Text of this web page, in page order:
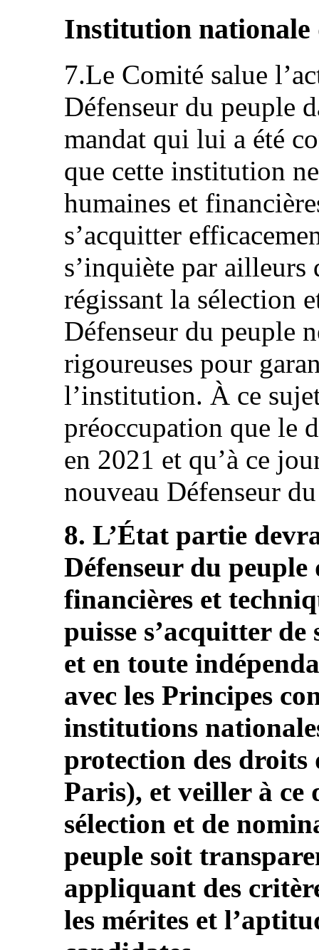
Institution nationale
7.Le Comité salue
Défenseur du peuple
mandat qui lui a été
que cette institution
humaines et
s’acquitter
s’inquiète par ailleurs
régissant la sélection
Défenseur du peuple
rigoureuses pour
l’institution. À ce
préoccupation que le
en 2021 et qu’à ce
nouveau Défenseur
8. L’État partie
Défenseur du peuple
financières et
puisse s’acquitter
et en toute
avec les Principes
institutions
protection des droits
Paris), et veiller à ce
sélection et de
peuple soit
appliquant des
les mérites et